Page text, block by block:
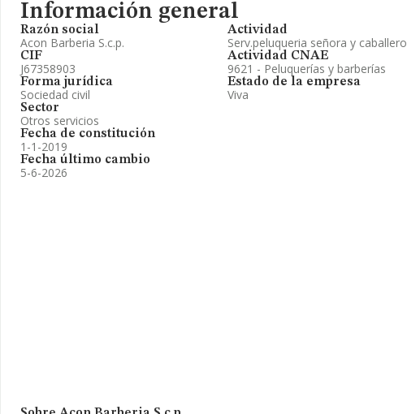
Información general
Razón social
Acon Barberia S.c.p.
CIF
J67358903
Forma jurídica
Sociedad civil
Sector
Otros servicios
Fecha de constitución
1-1-2019
Fecha último cambio
5-6-2026
Actividad
Serv.peluqueria señora y caballero
Actividad CNAE
9621 - Peluquerías y barberías
Estado de la empresa
Viva